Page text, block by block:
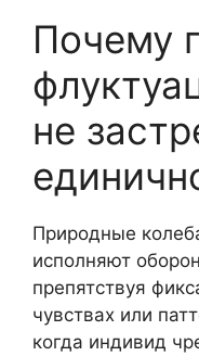
Почему
не
Природные
исполняют
препятствуя
чувствах или
когда индивид